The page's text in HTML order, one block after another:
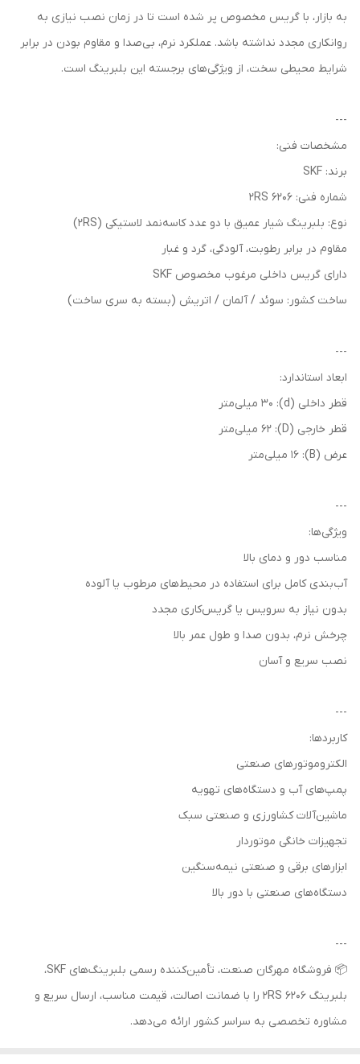
به بازار، با گریس مخصوص پر شده است تا در زمان نصب نیازی به
روانکاری مجدد نداشته باشد. عملکرد نرم، بی‌صدا و مقاوم بودن در برابر
شرایط محیطی سخت، از ویژگی‌های برجسته این بلبرینگ است.
---
مشخصات فنی:
برند: SKF
شماره فنی: 6206 2RS
نوع: بلبرینگ شیار عمیق با دو عدد کاسه‌نمد لاستیکی (2RS)
مقاوم در برابر رطوبت، آلودگی، گرد و غبار
دارای گریس داخلی مرغوب مخصوص SKF
ساخت کشور: سوئد / آلمان / اتریش (بسته به سری ساخت)
---
ابعاد استاندارد:
قطر داخلی (d): 30 میلی‌متر
قطر خارجی (D): 62 میلی‌متر
عرض (B): 16 میلی‌متر
---
ویژگی‌ها:
مناسب دور و دمای بالا
آب‌بندی کامل برای استفاده در محیط‌های مرطوب یا آلوده
بدون نیاز به سرویس یا گریس‌کاری مجدد
چرخش نرم، بدون صدا و طول عمر بالا
نصب سریع و آسان
---
کاربردها:
الکتروموتورهای صنعتی
پمپ‌های آب و دستگاه‌های تهویه
ماشین‌آلات کشاورزی و صنعتی سبک
تجهیزات خانگی موتوردار
ابزارهای برقی و صنعتی نیمه‌سنگین
دستگاه‌های صنعتی با دور بالا
---
📦 فروشگاه مهرگان صنعت، تأمین‌کننده رسمی بلبرینگ‌های SKF،
بلبرینگ 6206 2RS را با ضمانت اصالت، قیمت مناسب، ارسال سریع و
مشاوره تخصصی به سراسر کشور ارائه می‌دهد.